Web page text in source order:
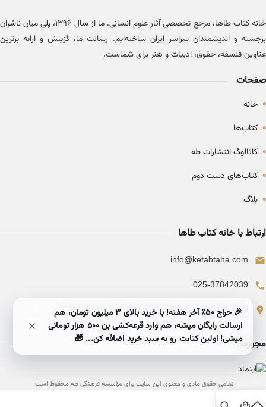
خانه کتاب طاها، مرجع تخصصی آثار علوم انسانی. ما از سال ۱۳۹۶، پلی میان ناشران
برجسته و اندیشمندان سراسر ایران ساخته‌ایم. رسالت ما، گزینش و ارائه برترین
عناوین فلسفه، حقوق، ادبیات و هنر برای شماست.
صفحات
• خانه
• کتاب‌ها
• کاتالوگ انتشارات طه
• کتاب‌های دست دوم
• بلاگ
ارتباط با خانه کتاب طاها
info@ketabtaha.com
025-37842039
ایران، قم، بلوار معلم، مجتمع ناشران، طبقه سوم، واحد ۳۱۴
مجوزها
تمامی حقوق مادی و معنوی این سایت برای مؤسسه فرهنگی طه محفوظ است.
🎉 حراج ۵۰٪ آخر هفته! با خرید بالای 3 میلیون تومان، هم
ارسالت رایگان میشه، هم وارد قرعه‌کشی بن ۵۰۰ هزار تومانی
میشی! اولین کتابت رو به سبد خرید اضافه کن... 🎁